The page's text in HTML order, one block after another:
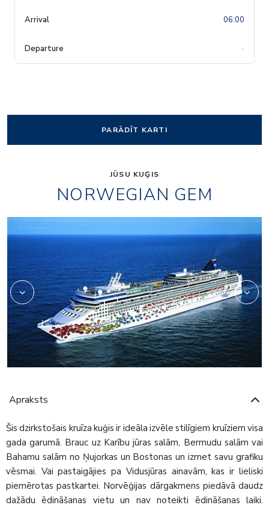
06:00
-
PARĀDĪT KARTI
JŪSU KUĢIS
NORWEGIAN GEM
Apraksts
Šis dzirkstošais kruīza kuģis ir ideāla izvēle stilīgiem kruīziem visa
gada garumā. Brauc uz Karību jūras salām, Bermudu salām vai
Bahamu salām no Ņujorkas un Bostonas un izmet savu grafiku
vēsmai. Vai pastaigājies pa Vidusjūras ainavām, kas ir lieliski
piemērotas pastkartei. Norvēģijas dārgakmens piedāvā daudz
dažādu ēdināšanas vietu un nav noteikti ēdināšanas laiki.